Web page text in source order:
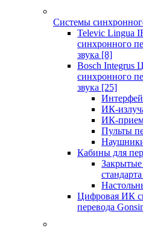
Системы
Televic Lingua
синхронного
звука [8]
Bosch Integrus
синхронного
звука [25]
ИК-
ИК-
Пульты
Кабины для
Цифровая ИК
перевода